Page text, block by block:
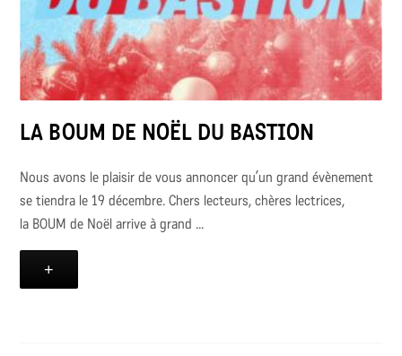
LA BOUM DE NOËL DU BASTION
Nous avons le plaisir de vous annoncer qu’un grand évènement
se tiendra le 19 décembre. Chers lecteurs, chères lectrices,
la BOUM de Noël arrive à grand ...
+